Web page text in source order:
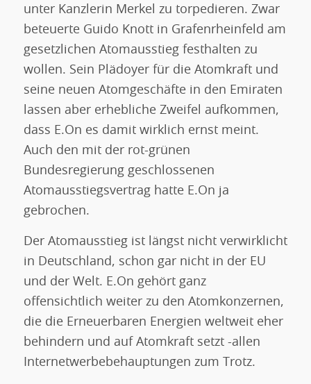
unter Kanzlerin Merkel zu torpedieren. Zwar
beteuerte Guido Knott in Grafenrheinfeld am
gesetzlichen Atomausstieg festhalten zu
wollen. Sein Plädoyer für die Atomkraft und
seine neuen Atomgeschäfte in den Emiraten
lassen aber erhebliche Zweifel aufkommen,
dass E.On es damit wirklich ernst meint.
Auch den mit der rot-grünen
Bundesregierung geschlossenen
Atomausstiegsvertrag hatte E.On ja
gebrochen.
Der Atomausstieg ist längst nicht verwirklicht
in Deutschland, schon gar nicht in der EU
und der Welt. E.On gehört ganz
offensichtlich weiter zu den Atomkonzernen,
die die Erneuerbaren Energien weltweit eher
behindern und auf Atomkraft setzt -allen
Internetwerbebehauptungen zum Trotz.